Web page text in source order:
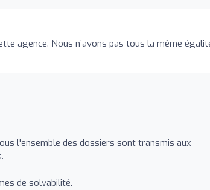
agence. Nous n’avons pas tous la même
l'ensemble des dossiers sont transmis aux
de solvabilité.